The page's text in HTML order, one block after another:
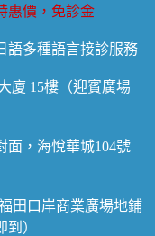
惠價，免診金
語多種語言接診服務
廈 15樓（迎賓廣場
面，海悅華城104號
田口岸商業廣場地鋪
）